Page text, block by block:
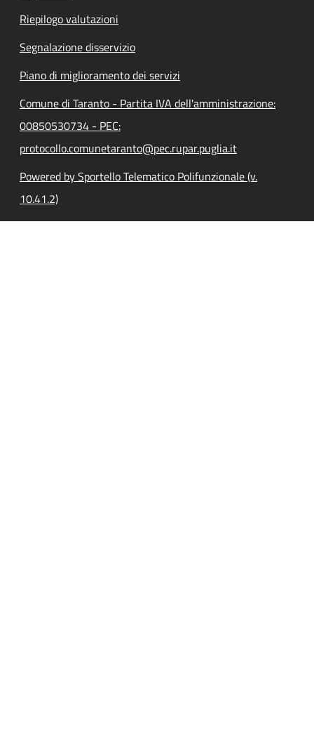
Riepilogo valutazioni
Segnalazione disservizio
Piano di miglioramento dei servizi
Comune di Taranto - Partita IVA dell'amministrazione:
00850530734 - PEC:
protocollo.comunetaranto@pec.rupar.puglia.it
Powered by Sportello Telematico Polifunzionale (v.
10.41.2)